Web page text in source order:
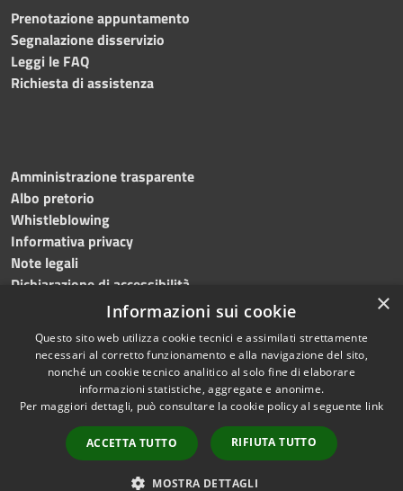
Prenotazione appuntamento
Segnalazione disservizio
Leggi le FAQ
Richiesta di assistenza
Amministrazione trasparente
Albo pretorio
Whistleblowing
Informativa privacy
Note legali
Dichiarazione di accessibilità
Accessibilità
Privacy
Mappa del sito
Copyright © 2024Comune
di Brembate di Sopra
Powered by
Municipium •Accesso
redazione
×
Informazioni sui cookie
Questo sito web utilizza cookie tecnici e assimilati strettamente
necessari al corretto funzionamento e alla navigazione del sito,
nonché un cookie tecnico analitico al solo fine di elaborare
informazioni statistiche, aggregate e anonime.
Per maggiori dettagli, può consultare la cookie policy al seguente link
ACCETTA TUTTO RIFIUTA TUTTO
MOSTRA DETTAGLI